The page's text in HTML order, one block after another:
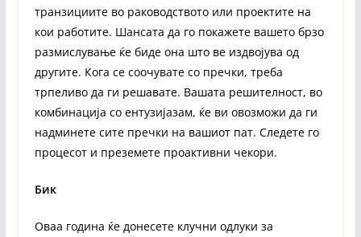
транзициите во раководството или проектите на
кои работите. Шансата да го покажете вашето брзо
размислување ќе биде она што ве издвојува од
другите. Кога се соочувате со пречки, треба
трпеливо да ги решавате. Вашата решителност, во
комбинација со ентузијазам, ќе ви овозможи да ги
надминете сите пречки на вашиот пат. Следете го
процесот и преземете проактивни чекори.
Бик
Оваа година ќе донесете клучни одлуки за